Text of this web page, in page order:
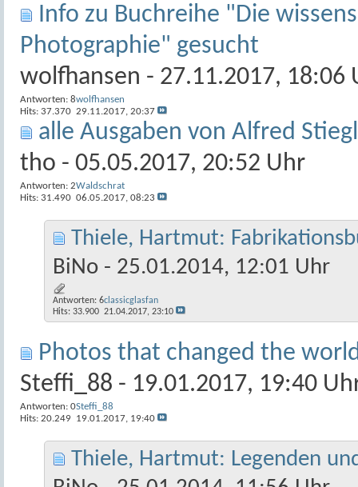
Info zu Buchreihe "Die
Photographie" gesucht
wolfhansen - 27.11.2017, 18:06
Antworten: 8
Hits: 37.370
wolfhansen
29.11.2017, 20:37
alle Ausgaben von Alfred
tho - 05.05.2017, 20:52 Uhr
Antworten: 2
Hits: 31.490
Waldschrat
06.05.2017, 08:23
Thiele, Hartmut:
BiNo - 25.01.2014, 12:01 Uhr
Antworten: 6
Hits: 33.900
classicglasfan
21.04.2017, 23:10
Photos that changed the
Steffi_88 - 19.01.2017, 19:40
Antworten: 0
Hits: 20.249
Steffi_88
19.01.2017, 19:40
Thiele, Hartmut: Legenden